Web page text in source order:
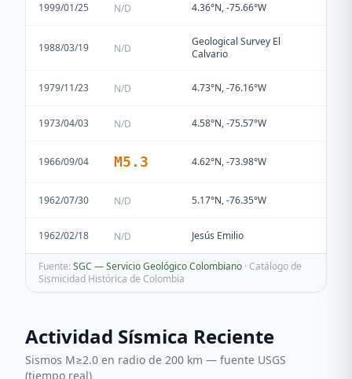
1999/01/25 N/D 4.36°N, -75.66°W
1988/03/19 N/D
Geological Survey El
Calvario
1979/11/23 N/D 4.73°N, -76.16°W
1973/04/03 N/D 4.58°N, -75.57°W
1966/09/04 M5.3 4.62°N, -73.98°W
1962/07/30 N/D 5.17°N, -76.35°W
1962/02/18 N/D Jesús Emilio
Fuente: SGC — Servicio Geológico Colombiano · Catálogo de
Sismicidad Histórica de Colombia
Actividad Sísmica Reciente
Sismos M≥2.0 en radio de 200 km — fuente USGS
(tiempo real)